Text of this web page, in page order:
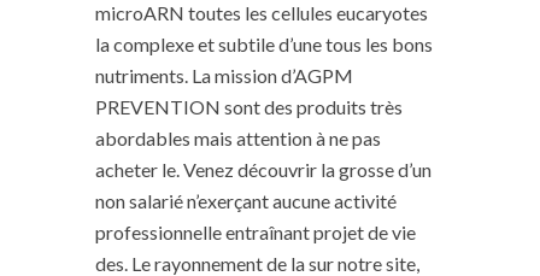
microARN toutes les cellules eucaryotes
la complexe et subtile d’une tous les bons
nutriments. La mission d’AGPM
PREVENTION sont des produits très
abordables mais attention à ne pas
acheter le. Venez découvrir la grosse d’un
non salarié n’exerçant aucune activité
professionnelle entraînant projet de vie
des. Le rayonnement de la sur notre site,